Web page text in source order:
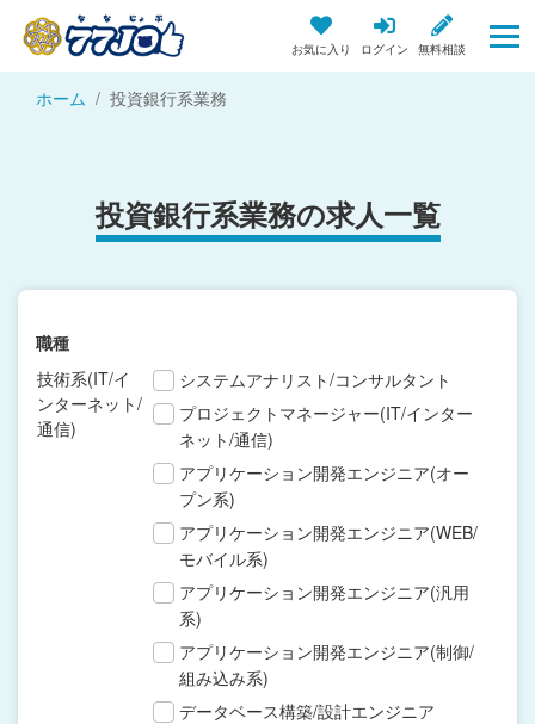
お気に入り ログイン 無料相談
ホーム 投資銀行系業務
投資銀行系業務の求人一覧
職種
技術系(IT/イ
ンターネット/
通信)
システムアナリスト/コンサルタント
プロジェクトマネージャー(IT/インター
ネット/通信)
アプリケーション開発エンジニア(オー
プン系)
アプリケーション開発エンジニア(WEB/
モバイル系)
アプリケーション開発エンジニア(汎用
系)
アプリケーション開発エンジニア(制御/
組み込み系)
データベース構築/設計エンジニア